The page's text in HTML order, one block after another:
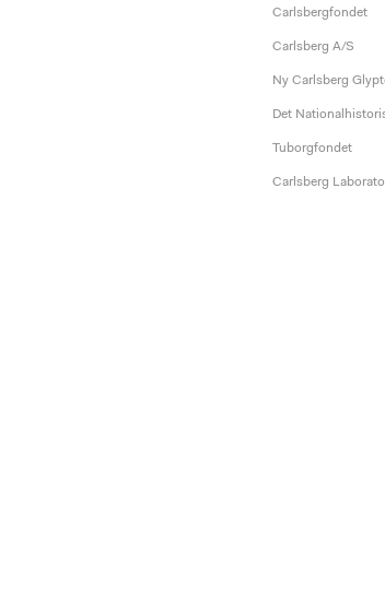
Carlsbergfondet
Carlsberg A/S
Ny Carlsberg
Det
Tuborgfondet
Carlsberg